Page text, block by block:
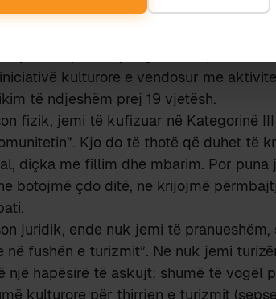
Organizatave jemi automatikisht të
kulturore e vendosur me
të ndjeshëm prej 19 vjetësh.
fizik, jemi të kufizuar në Kategorinë
Kjo do të thotë që duhet të
diçka me fillim dhe mbarim. Por puna
botojmë çdo ditë, ne krijojmë
juridik, ende nuk jemi të
në fushën e turizmit”. Ne nuk jemi
një hapësirë të askujt: shumë të vogël
kulturore për thirrjen e turizmit